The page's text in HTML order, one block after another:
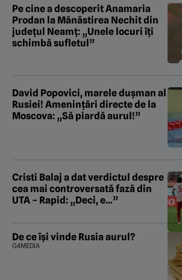
Pe cine a descoperit Anamaria
Prodan la Mănăstirea Nechit din
județul Neamț: „Unele locuri îți
schimbă sufletul”
David Popovici, marele dușman al
Rusiei! Amenințări directe de la
Moscova: „Să piardă aurul!”
Cristi Balaj a dat verdictul despre
cea mai controversată fază din
UTA – Rapid: „Deci, e…”
De ce își vinde Rusia aurul?
G4MEDIA